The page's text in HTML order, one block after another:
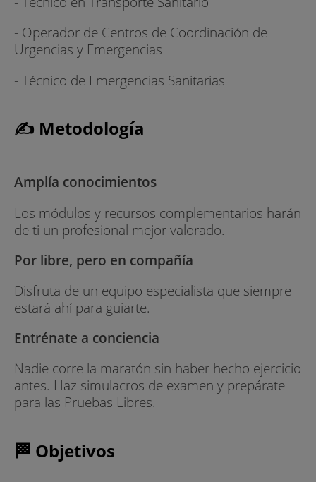
- Operador de Centros de Coordinación de
Urgencias y Emergencias
- Técnico de Emergencias Sanitarias
✍ Metodología
Amplía conocimientos
Los módulos y recursos complementarios harán
de ti un profesional mejor valorado.
Por libre, pero en compañía
Disfruta de un equipo especialista que siempre
estará ahí para guiarte.
Entrénate a conciencia
Nadie corre la maratón sin haber hecho ejercicio
antes. Haz simulacros de examen y prepárate
para las Pruebas Libres.
🏁 Objetivos